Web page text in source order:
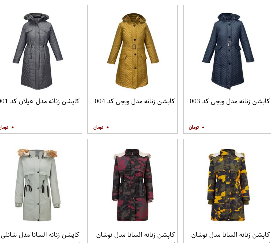
کاپشن زنانه مدل ویچی کد 003
۰
کاپشن زنانه مدل ویچی کد 004
۰
کاپشن زنانه مدل هیلان کد 001
۰
کاپشن زنانه السانا مدل نوشان
کاپشن زنانه السانا مدل نوشان
کاپشن زنانه السانا مدل شانلی